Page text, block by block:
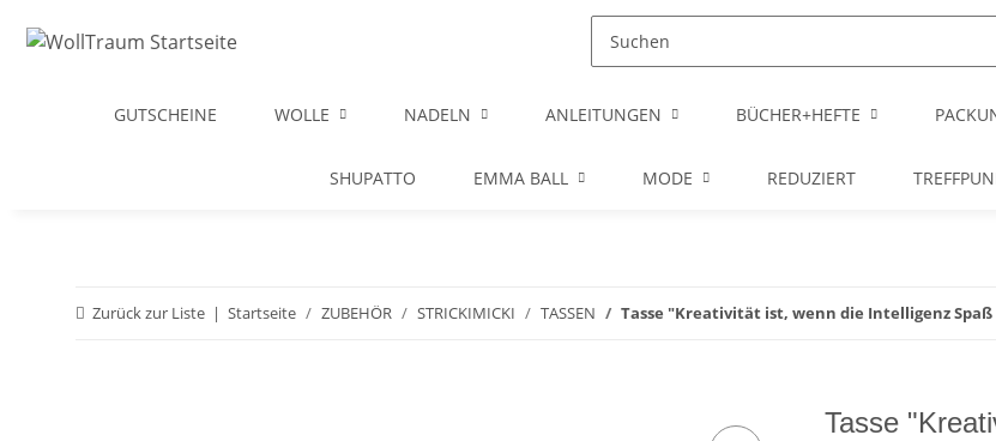
GUTSCHEINE WOLLE NADELN ANLEITUNGEN BÜCHER+HEFTE
SHUPATTO EMMA BALL MODE REDUZIERT
Zurück zur Liste Startseite ZUBEHÖR STRICKIMICKI TASSEN Tasse "Kreativität ist, wenn die Intelligenz
Tasse